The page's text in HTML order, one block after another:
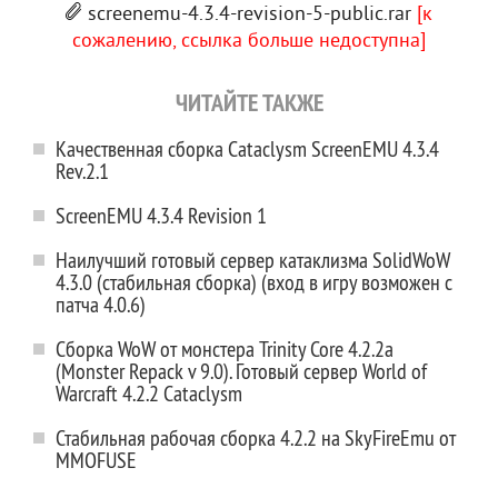
screenemu-4.3.4-revision-5-public.rar [к
сожалению, ссылка больше недоступна]
ЧИТАЙТЕ ТАКЖЕ
Качественная сборка Cataclysm ScreenEMU 4.3.4
Rev.2.1
ScreenEMU 4.3.4 Revision 1
Наилучший готовый сервер катаклизма SolidWoW
4.3.0 (стабильная сборка) (вход в игру возможен с
патча 4.0.6)
Сборка WoW от монстера Trinity Core 4.2.2a
(Monster Repack v 9.0). Готовый сервер World of
Warcraft 4.2.2 Cataclysm
Стабильная рабочая сборка 4.2.2 на SkyFireEmu от
MMOFUSE